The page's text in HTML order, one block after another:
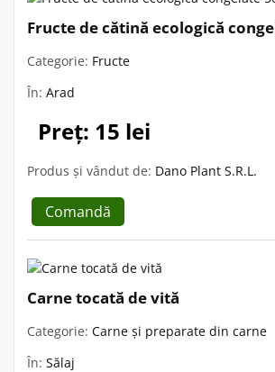
Fructe de cătină ecologică
Categorie: Fructe
În: Arad
Preț: 15 lei
Produs și vândut de: Dano Plant S.R.L.
Comandă
Carne tocată de vită
Categorie: Carne și preparate din carne
În: Sălaj